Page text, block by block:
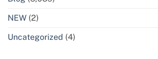
NEW (2)
Uncategorized (4)